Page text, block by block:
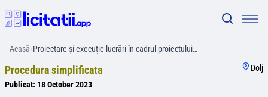
Acasă/Proiectare şi execuţie lucrări în cadrul proiectului…
Procedura simplificata
Publicat: 18 October 2023
Dolj